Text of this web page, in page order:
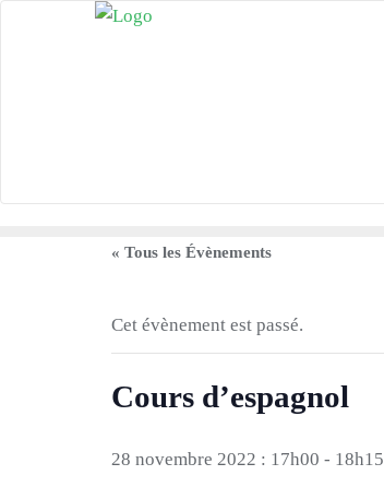
« Tous les Évènements
Cet évènement est passé.
Cours d’espagnol
28 novembre 2022 : 17h00 - 18h15